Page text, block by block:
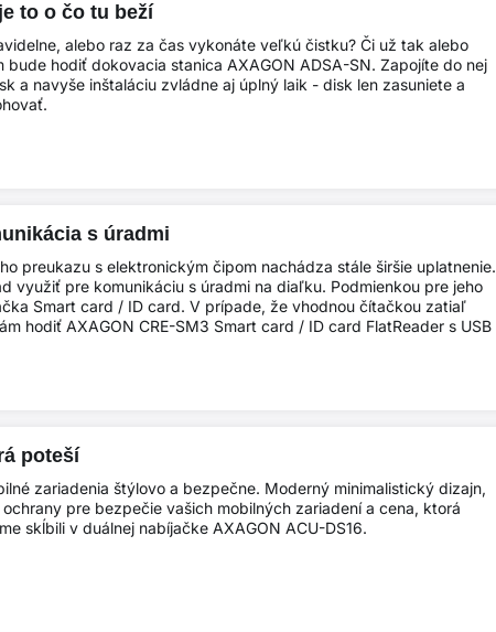
to o čo tu beží
alebo raz za čas vykonáte veľkú čistku? Či už tak alebo
bude hodiť dokovacia stanica AXAGON ADSA-SN. Zapojíte do nej
a navyše inštaláciu zvládne aj úplný laik - disk len zasuniete a
s úradmi
preukazu s elektronickým čipom nachádza stále širšie uplatnenie.
využiť pre komunikáciu s úradmi na diaľku. Podmienkou pre jeho
Smart card / ID card. V prípade, že vhodnou čítačkou zatiaľ
hodiť AXAGON CRE-SM3 Smart card / ID card FlatReader s USB
poteší
zariadenia štýlovo a bezpečne. Moderný minimalistický dizajn,
pre bezpečie vašich mobilných zariadení a cena, ktorá
skĺbili v duálnej nabíjačke AXAGON ACU-DS16.